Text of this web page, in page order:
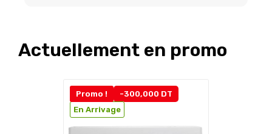
Actuellement en promo
Promo !
-300,000 DT
En Arrivage